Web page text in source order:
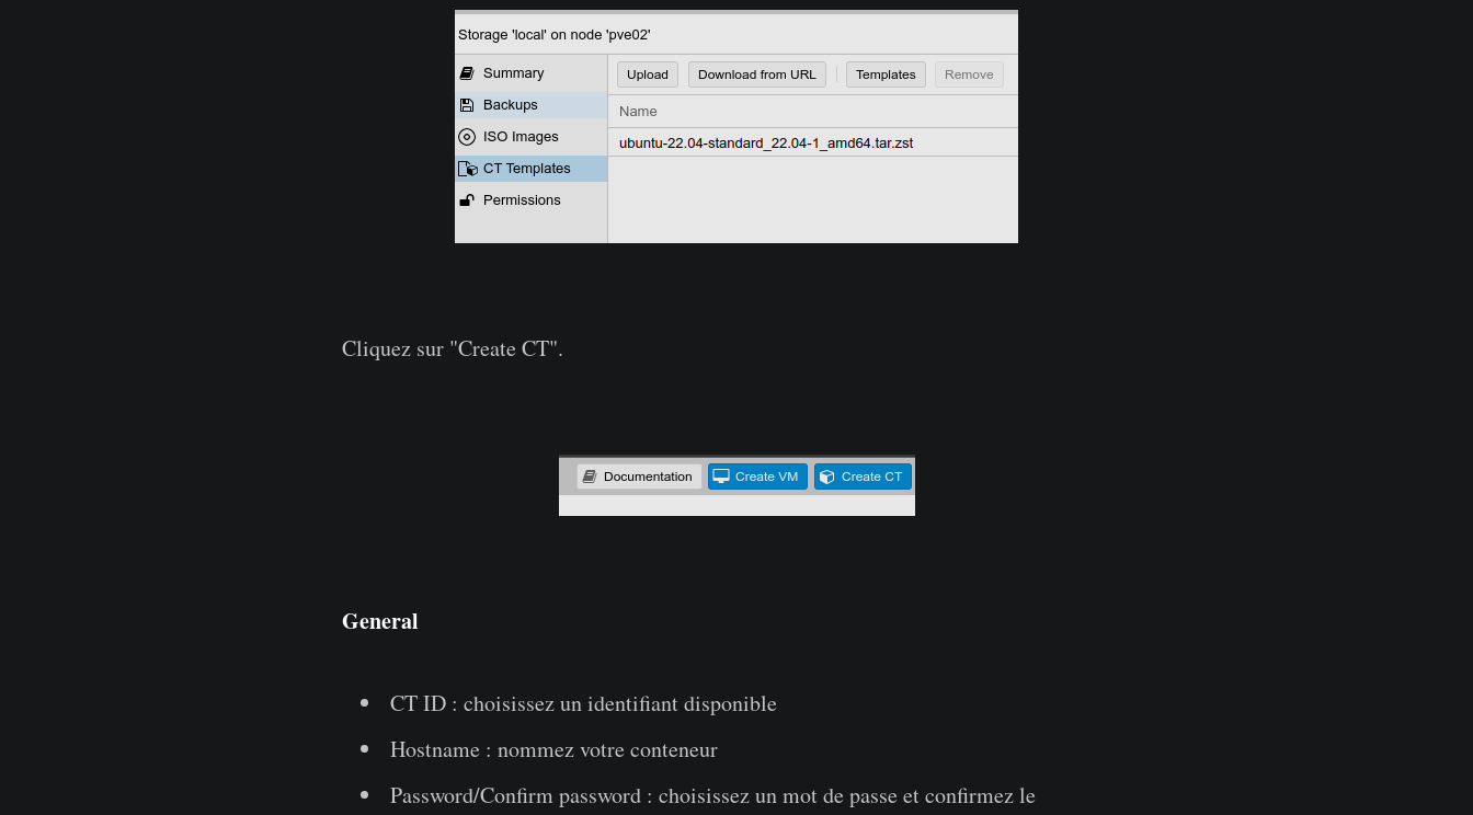
Cliquez sur "Create CT".
General
CT ID : choisissez un identifiant disponible
Hostname : nommez votre conteneur
Password/Confirm password : choisissez un mot de passe et confirmez le